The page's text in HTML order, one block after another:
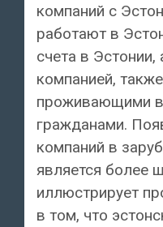
компаний с
работают в
счета в
компанией,
проживающими в
гражданами.
компаний в
является более
иллюстрирует
в том, что